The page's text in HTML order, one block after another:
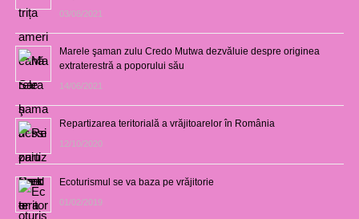
03/08/2021
Marele şaman zulu Credo Mutwa dezvăluie despre originea
extraterestră a poporului său
14/06/2021
Repartizarea teritorială a vrăjitoarelor în România
12/10/2020
Ecoturismul se va baza pe vrăjitorie
01/02/2019